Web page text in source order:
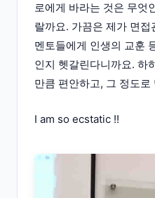
로에게 바라는 것은 무엇
랄까요. 가끔은 제가 면
멘토들에게 인생의 교훈
인지 헷갈린다니까요. 하
만큼 편안하고, 그 정도로
I am so ecstatic !!